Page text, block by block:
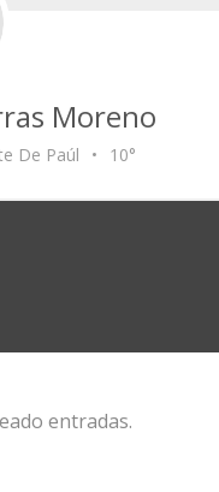
Moreno
De Paúl • 10°
entradas.